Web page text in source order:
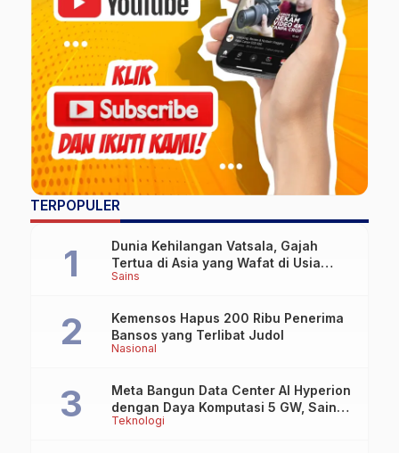
TERPOPULER
Sains
Dunia Kehilangan Vatsala, Gajah
Tertua di Asia yang Wafat di Usia
Lebih dari 100 Tahun
Nasional
Kemensos Hapus 200 Ribu Penerima
Bansos yang Terlibat Judol
Teknologi
Meta Bangun Data Center AI Hyperion
dengan Daya Komputasi 5 GW, Saingi
OpenAI dan Google